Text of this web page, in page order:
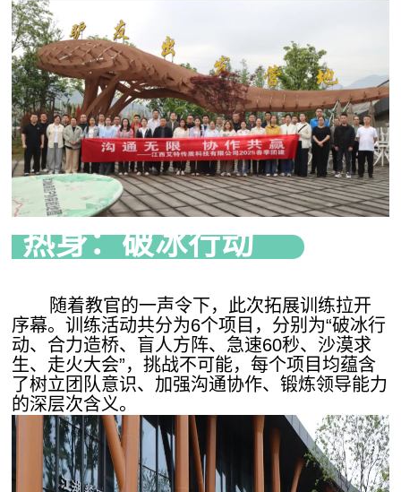
热身：破冰行动
随着教官的一声令下，此次拓展训练拉开
序幕。训练活动共分为6个项目，分别为“破冰行
动、合力造桥、盲人方阵、急速60秒、沙漠求
生、走火大会”，挑战不可能，每个项目均蕴含
了树立团队意识、加强沟通协作、锻炼领导能力
的深层次含义。